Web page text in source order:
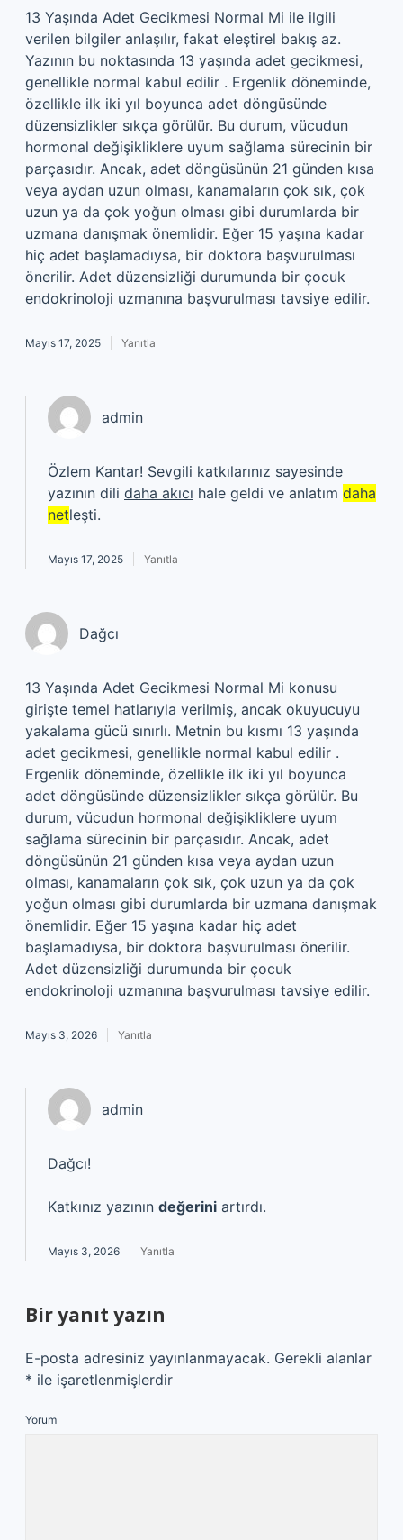
13 Yaşında Adet Gecikmesi Normal Mi ile ilgili
verilen bilgiler anlaşılır, fakat eleştirel bakış az.
Yazının bu noktasında 13 yaşında adet gecikmesi,
genellikle normal kabul edilir . Ergenlik döneminde,
özellikle ilk iki yıl boyunca adet döngüsünde
düzensizlikler sıkça görülür. Bu durum, vücudun
hormonal değişikliklere uyum sağlama sürecinin bir
parçasıdır. Ancak, adet döngüsünün 21 günden kısa
veya aydan uzun olması, kanamaların çok sık, çok
uzun ya da çok yoğun olması gibi durumlarda bir
uzmana danışmak önemlidir. Eğer 15 yaşına kadar
hiç adet başlamadıysa, bir doktora başvurulması
önerilir. Adet düzensizliği durumunda bir çocuk
endokrinoloji uzmanına başvurulması tavsiye edilir.
Mayıs 17, 2025 Yanıtla
admin
Özlem Kantar! Sevgili katkılarınız sayesinde
yazının dili daha akıcı hale geldi ve anlatım daha
netleşti.
Mayıs 17, 2025 Yanıtla
Dağcı
13 Yaşında Adet Gecikmesi Normal Mi konusu
girişte temel hatlarıyla verilmiş, ancak okuyucuyu
yakalama gücü sınırlı. Metnin bu kısmı 13 yaşında
adet gecikmesi, genellikle normal kabul edilir .
Ergenlik döneminde, özellikle ilk iki yıl boyunca
adet döngüsünde düzensizlikler sıkça görülür. Bu
durum, vücudun hormonal değişikliklere uyum
sağlama sürecinin bir parçasıdır. Ancak, adet
döngüsünün 21 günden kısa veya aydan uzun
olması, kanamaların çok sık, çok uzun ya da çok
yoğun olması gibi durumlarda bir uzmana danışmak
önemlidir. Eğer 15 yaşına kadar hiç adet
başlamadıysa, bir doktora başvurulması önerilir.
Adet düzensizliği durumunda bir çocuk
endokrinoloji uzmanına başvurulması tavsiye edilir.
Mayıs 3, 2026 Yanıtla
admin
Dağcı!
Katkınız yazının değerini artırdı.
Mayıs 3, 2026 Yanıtla
Bir yanıt yazın
E-posta adresiniz yayınlanmayacak. Gerekli alanlar
* ile işaretlenmişlerdir
Yorum